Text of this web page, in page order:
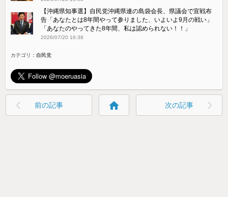
【沖縄県知事選】自民党沖縄県連の島袋会長、県議会で宣戦布
告「あなたとは8年間やって参りました、いよいよ9月の戦い」
「あなたのやってきた8年間、私は認められない！！」
2026/07/20 16:38
カテゴリ： 自民党
前の記事 home 次の記事